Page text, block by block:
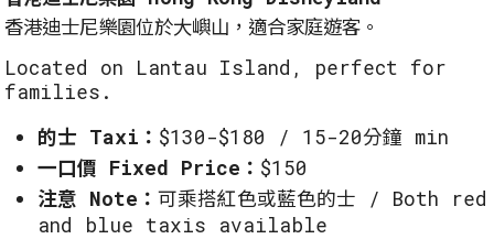
香港迪士尼樂園位於大嶼山，適合家庭遊客。
Located on Lantau Island, perfect for
families.
的士 Taxi： $130-$180 / 15-20分鐘 min
一口價 Fixed Price： $150
注意 Note：可乘搭紅色或藍色的士 / Both red
and blue taxis available